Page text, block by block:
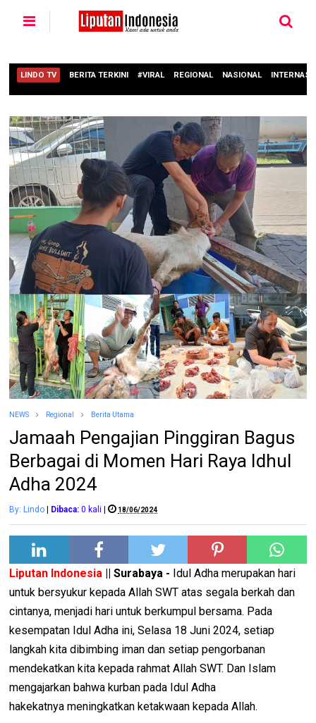
LINDO TV BERITA TERKINI #VIRAL REGIONAL NASIONAL
NEWS Regional Berita Utama
Jamaah Pengajian Pinggiran Bagus
Berbagai di Momen Hari Raya Idhul
Adha 2024
By: Lindo | Dibaca: 0 kali | 18/06/2024
Liputan Indonesia || Surabaya - Idul Adha merupakan hari
untuk bersyukur kepada Allah SWT atas segala berkah dan
cintanya, menjadi hari untuk berkumpul bersama. Pada
kesempatan Idul Adha ini, Selasa 18 Juni 2024, setiap
langkah kita dibimbing iman dan setiap pengorbanan
mendekatkan kita kepada rahmat Allah SWT. Dan Islam
mengajarkan bahwa kurban pada Idul Adha
hakekatnya meningkatkan ketakwaan kepada Allah.